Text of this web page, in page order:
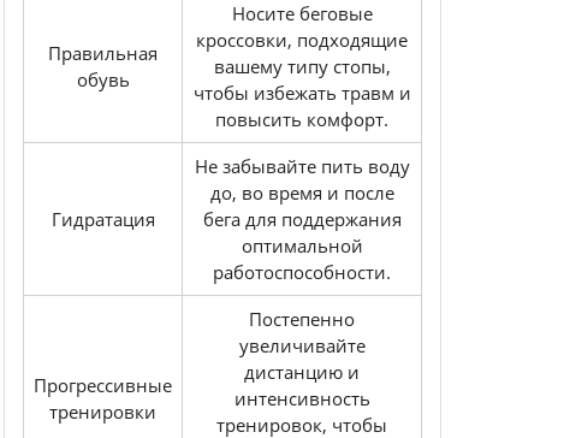
Правильная
обувь
Носите беговые
кроссовки, подходящие
вашему типу стопы,
чтобы избежать травм и
повысить комфорт.
Гидратация
Не забывайте пить воду
до, во время и после
бега для поддержания
оптимальной
работоспособности.
Прогрессивные
тренировки
Постепенно
увеличивайте
дистанцию и
интенсивность
тренировок, чтобы